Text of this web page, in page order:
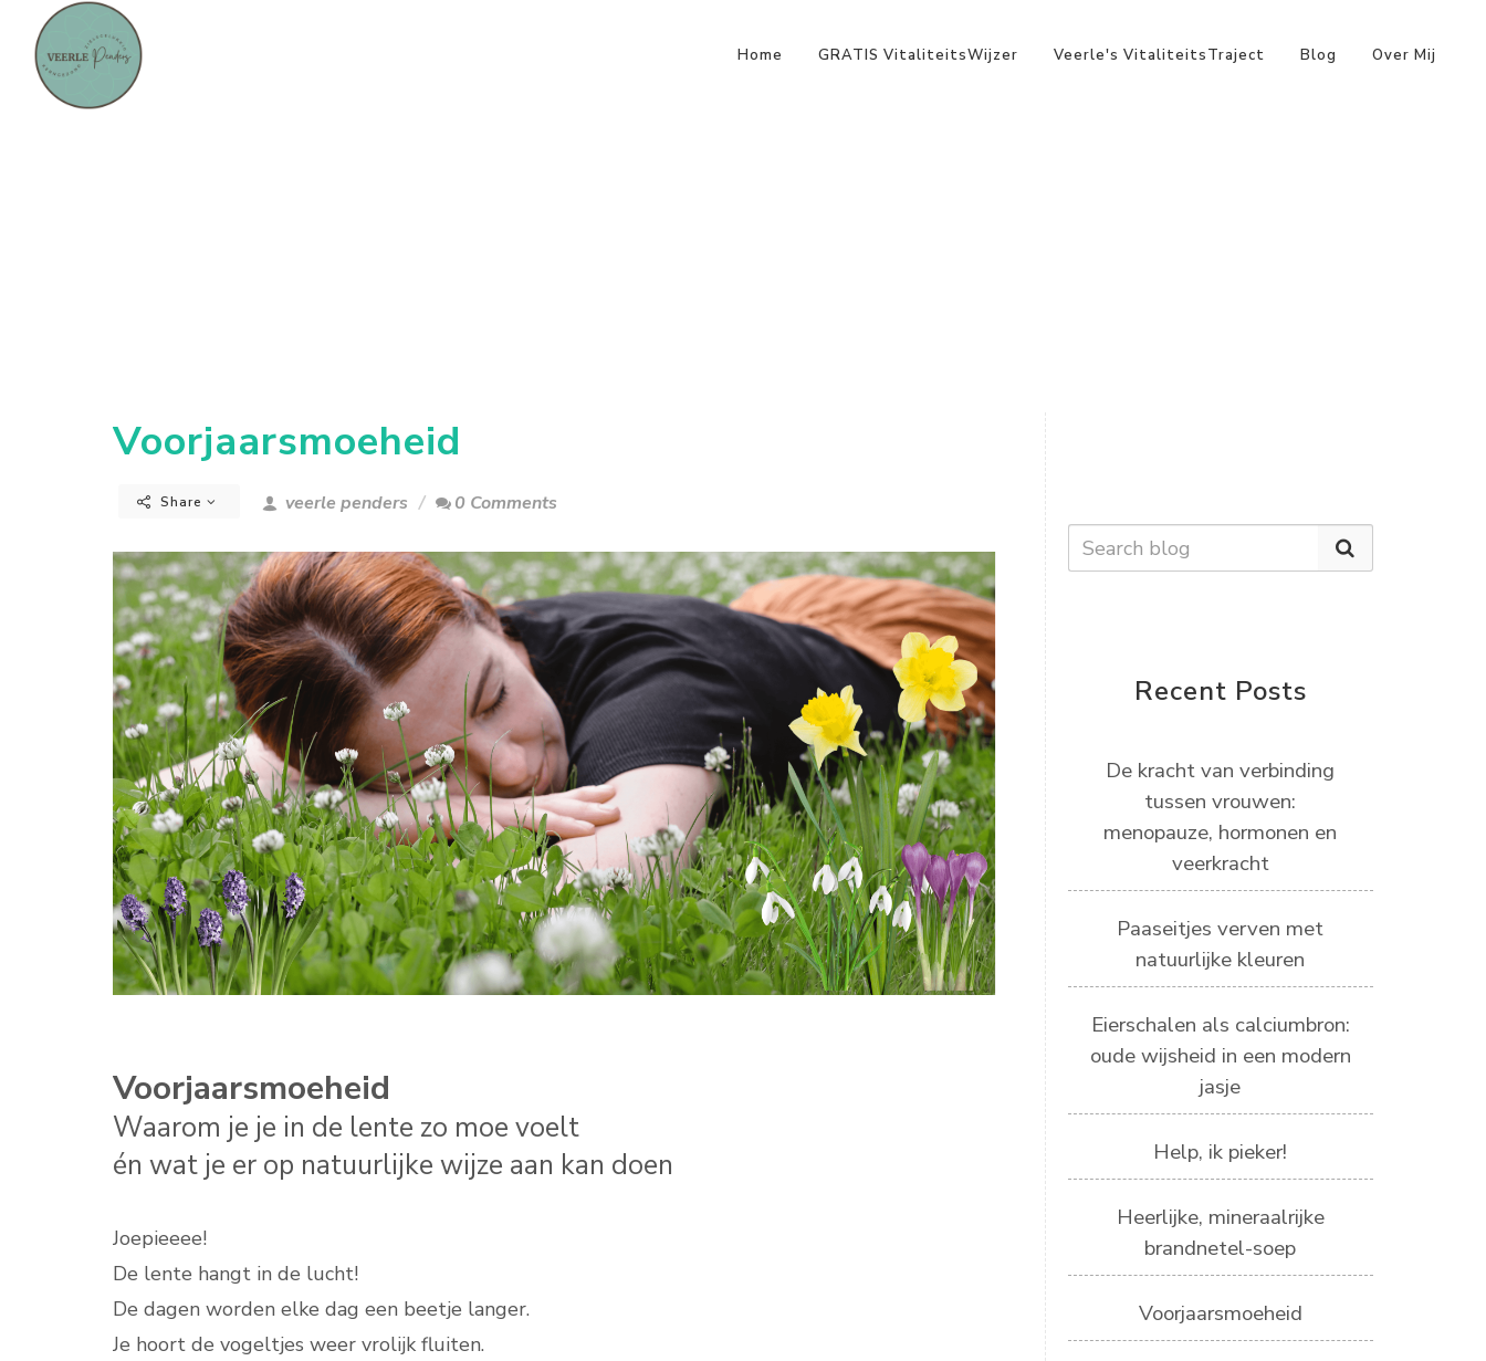
Home GRATIS VitaliteitsWijzer Veerle's VitaliteitsTraject Blog Over Mij
Voorjaarsmoeheid
Share veerle penders 0 Comments
Voorjaarsmoeheid
Waarom je je in de lente zo moe voelt
én wat je er op natuurlijke wijze aan kan doen
Joepieeee!
De lente hangt in de lucht!
De dagen worden elke dag een beetje langer.
Je hoort de vogeltjes weer vrolijk fluiten.
Recent Posts
De kracht van verbinding
tussen vrouwen:
menopauze, hormonen en
veerkracht
Paaseitjes verven met
natuurlijke kleuren
Eierschalen als calciumbron:
oude wijsheid in een modern
jasje
Help, ik pieker!
Heerlijke, mineraalrijke
brandnetel-soep
Voorjaarsmoeheid